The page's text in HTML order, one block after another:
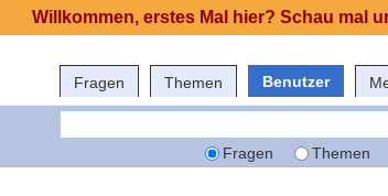
Fragen Themen Benutzer
Fragen Themen
Willkommen, erstes Mal hier? Schau mal